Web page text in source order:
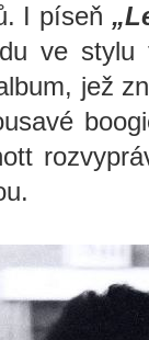
I píseň
ve
jež